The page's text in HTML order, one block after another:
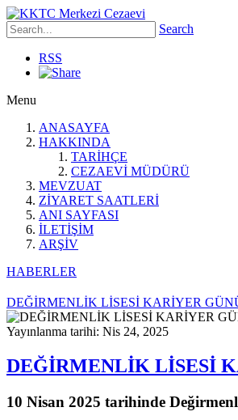
Search
RSS
Menu
ANASAYFA
HAKKINDA
TARİHÇE
CEZAEVİ MÜDÜRÜ
MEVZUAT
ZİYARET SAATLERİ
ANI SAYFASI
İLETİŞİM
ARŞİV
HABERLER
DEĞİRMENLİK LİSESİ KARİYER
Yayınlanma tarihi: Nis 24, 2025
DEĞİRMENLİK LİSESİ
10 Nisan 2025 tarihinde